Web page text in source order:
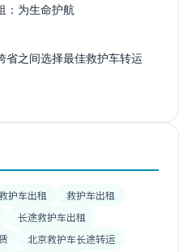
：为生命护航
省之间选择最佳救护车转运
护车出租
救护车出租
长途救护车出租
北京救护车长途转运